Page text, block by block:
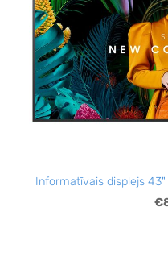
Informatīvais displejs 43"